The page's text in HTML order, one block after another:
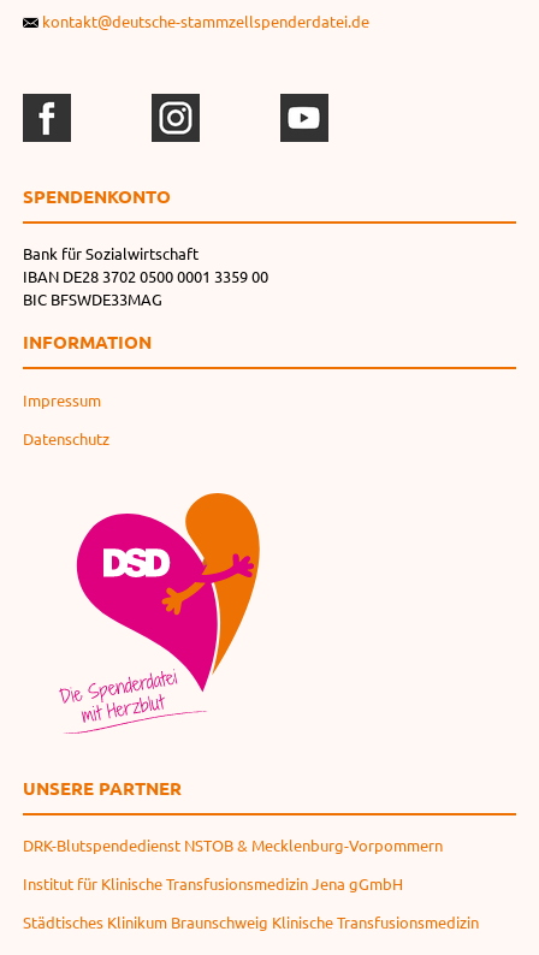
kontakt@deutsche-stammzellspenderdatei.de
SPENDEN­KONTO
Bank für Sozialwirtschaft
IBAN DE28 3702 0500 0001 3359 00
BIC BFSWDE33MAG
INFORMATION
Impressum
Datenschutz
UNSERE PARTNER
DRK-Blutspendedienst NSTOB & Mecklenburg-Vorpommern
Institut für Klinische Transfusionsmedizin Jena gGmbH
Städtisches Klinikum Braunschweig Klinische Transfusionsmedizin